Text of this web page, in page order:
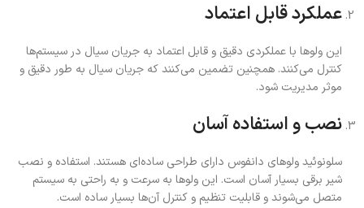
عملکرد قابل اعتماد
این ولوها با عملکردی دقیق و قابل اعتماد به جریان سیال در سیستم‌ها
کنترل می‌کنند. همچنین تضمین می‌کنند که جریان سیال به طور دقیق و
موثر مدیریت شود.
نصب و استفاده آسان
سلونوئید ولوهای دانفوس دارای طراحی ساده‌ای هستند. استفاده و نصب
شیر برقی بسیار آسان است. این ولوها به سرعت و به راحتی به سیستم
متصل می‌شوند و قابلیت تنظیم و کنترل آن‌ها بسیار ساده است.